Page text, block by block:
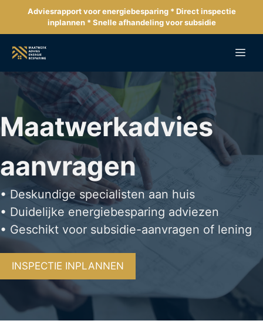
de
inhoud
Adviesrapport voor energiebesparing * Direct inspectie
inplannen * Snelle afhandeling voor subsidie
Maatwerkadvies
aanvragen
• Deskundige specialisten aan huis
• Duidelijke energiebesparing adviezen
• Geschikt voor subsidie-aanvragen of lening
INSPECTIE INPLANNEN